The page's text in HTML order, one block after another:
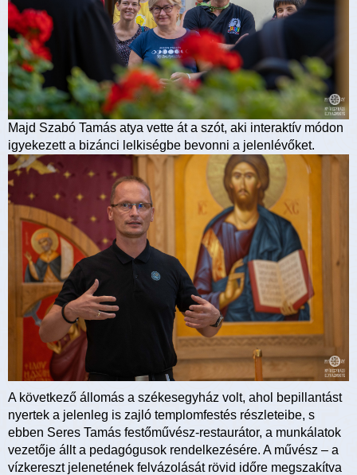
Majd Szabó Tamás atya vette át a szót, aki interaktív módon
igyekezett a bizánci lelkiségbe bevonni a jelenlévőket.
A következő állomás a székesegyház volt, ahol bepillantást
nyertek a jelenleg is zajló templomfestés részleteibe, s
ebben Seres Tamás festőművész-restaurátor, a munkálatok
vezetője állt a pedagógusok rendelkezésére. A művész – a
vízkereszt jelenetének felvázolását rövid időre megszakítva